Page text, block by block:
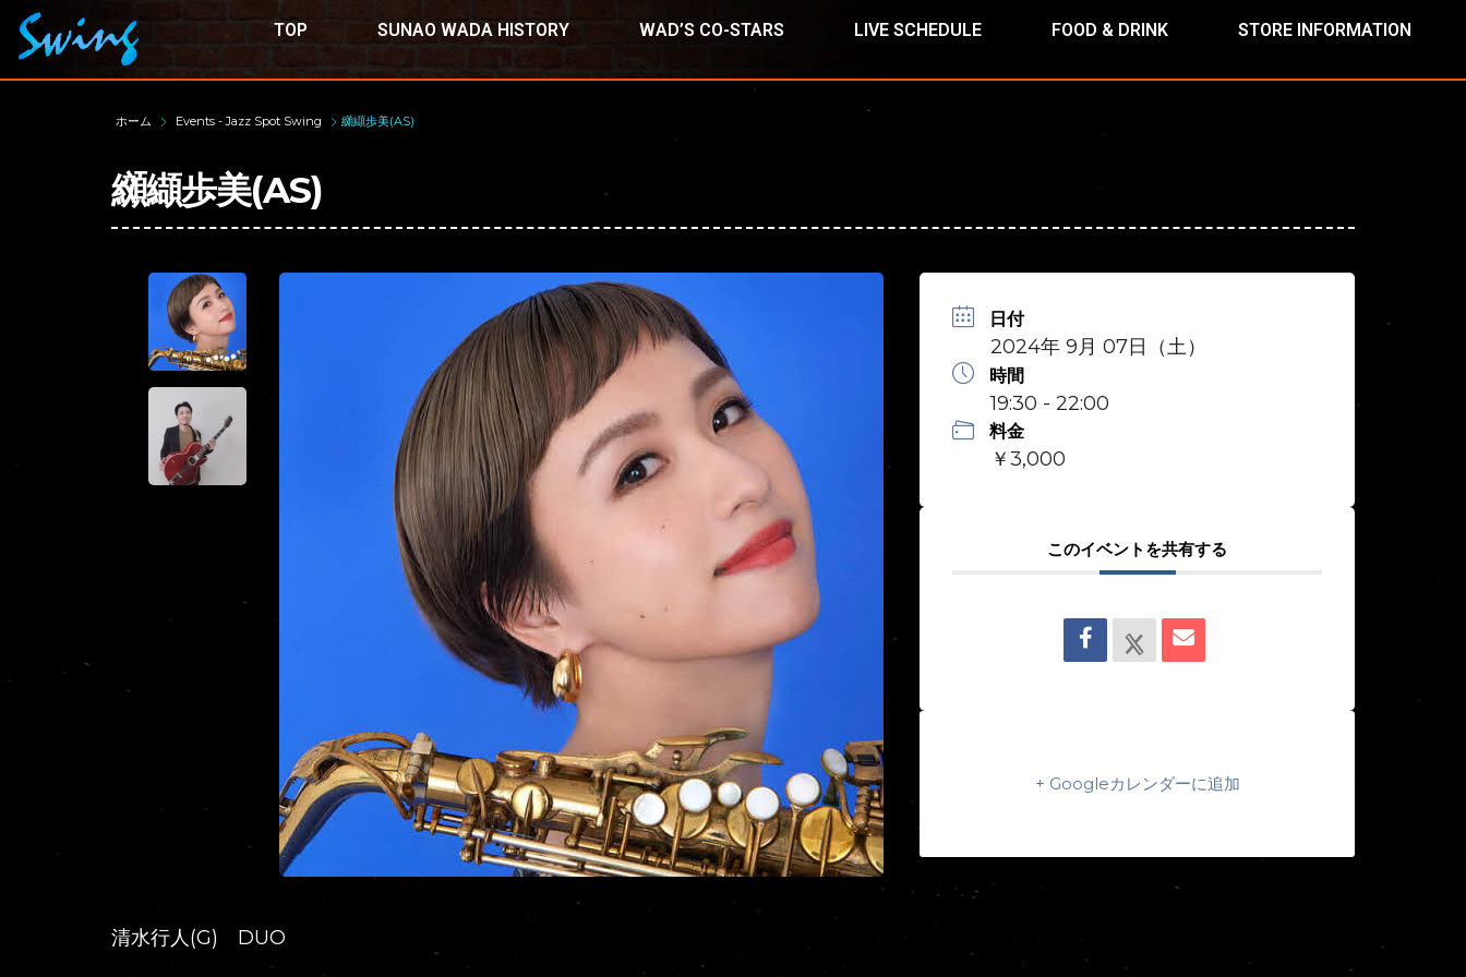
TOP SUNAO WADA HISTORY WAD’S CO-STARS LIVE SCHEDULE FOOD & DRINK STORE INFORMATION
ホーム Events - Jazz Spot Swing 纐纈歩美(AS)
纐纈歩美(AS)
清水行人(G) DUO
日付
2024年 9月 07日（土）
時間
19:30 - 22:00
料金
￥3,000
このイベントを共有する
+ Googleカレンダーに追加